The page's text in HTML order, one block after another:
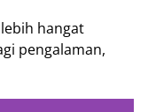
hangat
pengalaman,